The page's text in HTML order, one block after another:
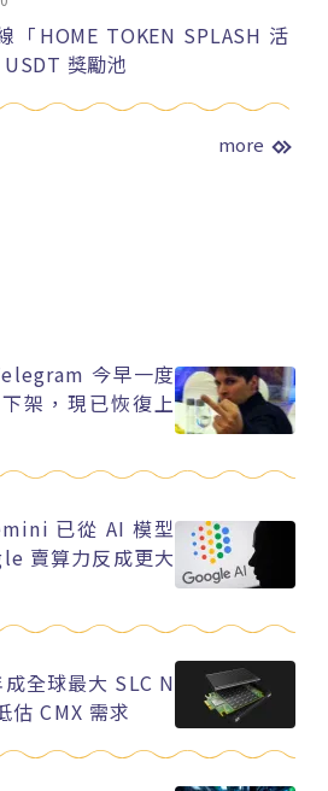
「HOME TOKEN SPLASH 活
獎勵池
more
今早一度
架，現已恢復上
已從 AI 模型
賣算力反成更大
全球最大 SLC N
估 CMX 需求